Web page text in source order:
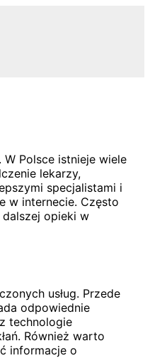
Polsce istnieje wiele
lekarzy,
specjalistami i
w internecie. Często
opieki w
usług. Przede
odpowiednie
technologie
Również warto
informacje o